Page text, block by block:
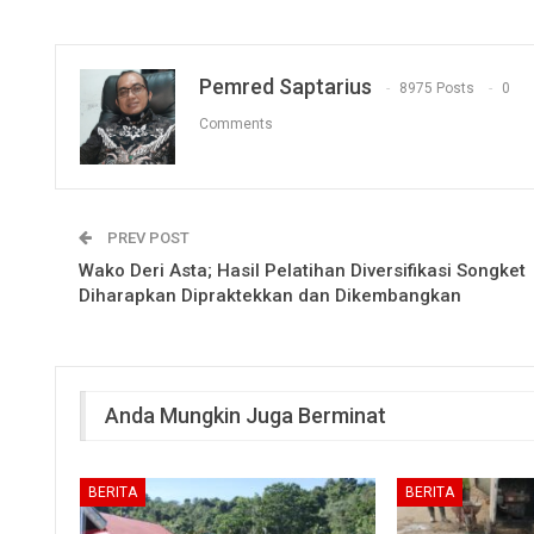
Pemred Saptarius 8975 Posts 0
Comments
PREV POST
Wako Deri Asta; Hasil Pelatihan Diversifikasi Songket
Diharapkan Dipraktekkan dan Dikembangkan
Anda Mungkin Juga Berminat
BERITA BERITA